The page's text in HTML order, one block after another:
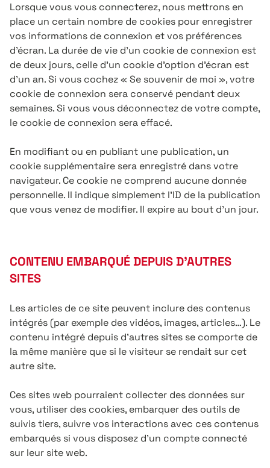
Lorsque vous vous connecterez, nous mettrons en
place un certain nombre de cookies pour enregistrer
vos informations de connexion et vos préférences
d’écran. La durée de vie d’un cookie de connexion est
de deux jours, celle d’un cookie d’option d’écran est
d’un an. Si vous cochez « Se souvenir de moi », votre
cookie de connexion sera conservé pendant deux
semaines. Si vous vous déconnectez de votre compte,
le cookie de connexion sera effacé.
En modifiant ou en publiant une publication, un
cookie supplémentaire sera enregistré dans votre
navigateur. Ce cookie ne comprend aucune donnée
personnelle. Il indique simplement l’ID de la publication
que vous venez de modifier. Il expire au bout d’un jour.
CONTENU EMBARQUÉ DEPUIS D’AUTRES
SITES
Les articles de ce site peuvent inclure des contenus
intégrés (par exemple des vidéos, images, articles…). Le
contenu intégré depuis d’autres sites se comporte de
la même manière que si le visiteur se rendait sur cet
autre site.
Ces sites web pourraient collecter des données sur
vous, utiliser des cookies, embarquer des outils de
suivis tiers, suivre vos interactions avec ces contenus
embarqués si vous disposez d’un compte connecté
sur leur site web.